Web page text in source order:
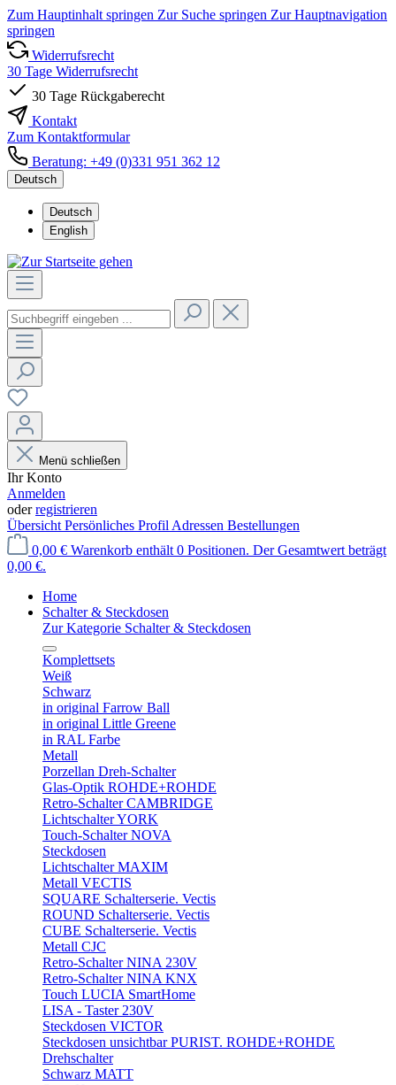
Zum Hauptinhalt springen Zur Suche springen Zur Hauptnavigation
springen
Widerrufsrecht
30 Tage Widerrufsrecht
30 Tage Rückgaberecht
Kontakt
Zum Kontaktformular
Beratung: +49 (0)331 951 362 12
Deutsch
Deutsch
English
Menü schließen
Ihr Konto
Anmelden
oderregistrieren
Übersicht Persönliches Profil Adressen Bestellungen
0,00 € Warenkorb enthält 0 Positionen. Der Gesamtwert beträgt
0,00 €.
Home
Schalter & Steckdosen
Zur Kategorie Schalter & Steckdosen
Komplettsets
Weiß
Schwarz
in original Farrow Ball
in original Little Greene
in RAL Farbe
Metall
Porzellan Dreh-Schalter
Glas-Optik ROHDE+ROHDE
Retro-Schalter CAMBRIDGE
Lichtschalter YORK
Touch-Schalter NOVA
Steckdosen
Lichtschalter MAXIM
Metall VECTIS
SQUARE Schalterserie. Vectis
ROUND Schalterserie. Vectis
CUBE Schalterserie. Vectis
Metall CJC
Retro-Schalter NINA 230V
Retro-Schalter NINA KNX
Touch LUCIA SmartHome
LISA - Taster 230V
Steckdosen VICTOR
Steckdosen unsichtbar PURIST. ROHDE+ROHDE
Drehschalter
Schwarz MATT